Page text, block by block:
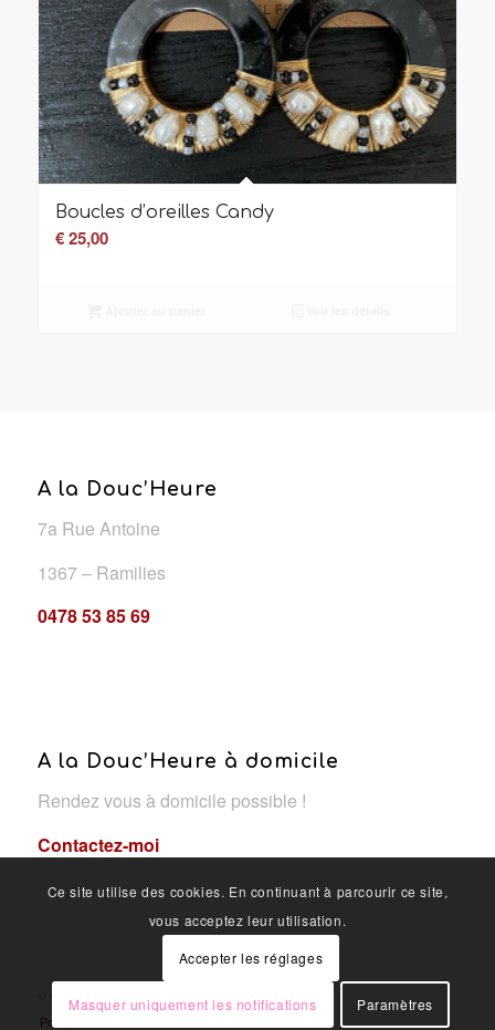
Boucles d’oreilles Candy
€25,00
A la Douc’Heure
7a Rue Antoine
1367 – Ramilies
0478 53 85 69
A la Douc’Heure à domicile
Rendez vous à domicile possible !
Contactez-moi
Politique de confidentialité
Ce site utilise des cookies. En continuant à parcourir ce site,
vous acceptez leur utilisation.
Accepter les réglages
Masquer uniquement les notifications Paramètres